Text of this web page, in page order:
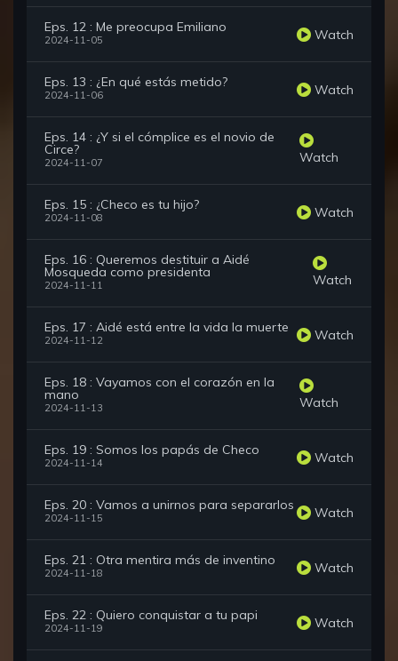
Eps. 12 : Me preocupa Emiliano
2024-11-05 Watch
Eps. 13 : ¿En qué estás metido?
2024-11-06 Watch
Eps. 14 : ¿Y si el cómplice es el novio de
Circe?
2024-11-07 Watch
Eps. 15 : ¿Checo es tu hijo?
2024-11-08 Watch
Eps. 16 : Queremos destituir a Aidé
Mosqueda como presidenta
2024-11-11 Watch
Eps. 17 : Aidé está entre la vida la muerte
2024-11-12 Watch
Eps. 18 : Vayamos con el corazón en la
mano
2024-11-13 Watch
Eps. 19 : Somos los papás de Checo
2024-11-14 Watch
Eps. 20 : Vamos a unirnos para separarlos
2024-11-15 Watch
Eps. 21 : Otra mentira más de inventino
2024-11-18 Watch
Eps. 22 : Quiero conquistar a tu papi
2024-11-19 Watch